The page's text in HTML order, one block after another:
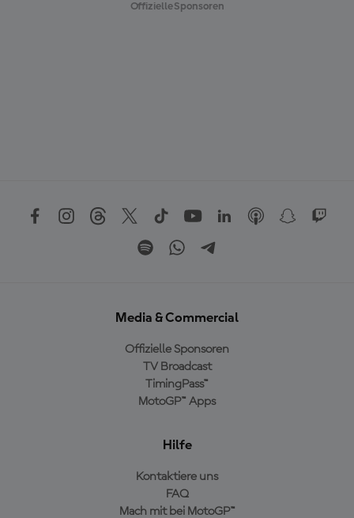
Offizielle Sponsoren
Media & Commercial
Offizielle Sponsoren
TV Broadcast
TimingPass™
MotoGP™ Apps
Hilfe
Kontaktiere uns
FAQ
Mach mit bei MotoGP™